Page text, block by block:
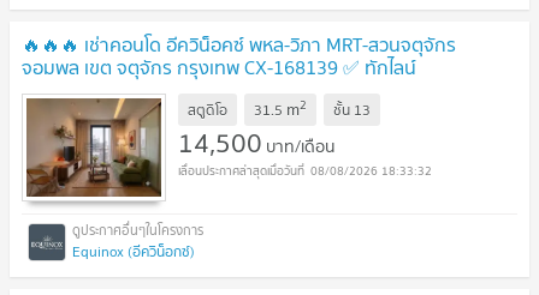
🔥🔥🔥 เช่าคอนโด อีควิน็อคซ์ พหล-วิภา MRT-สวนจตุจักร
จอมพล เขต จตุจักร กรุงเทพ CX-168139 ✅ ทักไลน์
@connexproperty ตอบทันที ทีมงานมืออาชีพ ✅ 🔥🔥🔥
สตูดิโอ 31.5 m2 ชั้น 13
14,500 บาท/เดือน
08/08/2026 18:33:32
Equinox (อีควิน็อกซ์)